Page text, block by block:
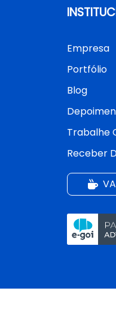
Empresa
Portfólio
Blog
Trabalhe
Receber